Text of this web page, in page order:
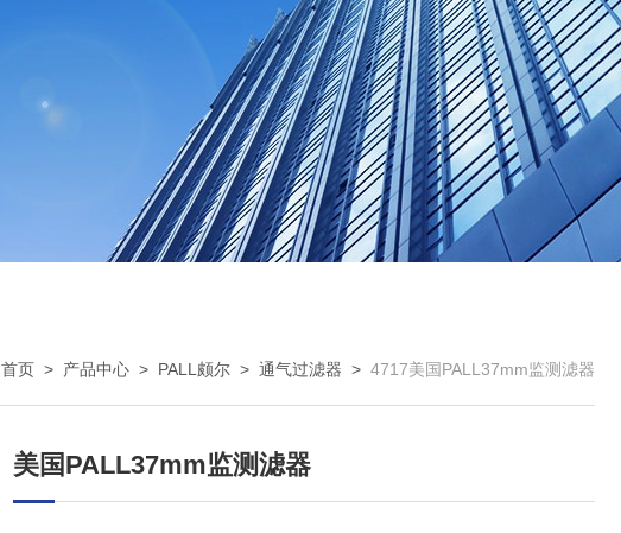
首页 > 产品中心 > PALL颇尔 > 通气过滤器 > 4717美国PALL37mm监测滤器
美国PALL37mm监测滤器